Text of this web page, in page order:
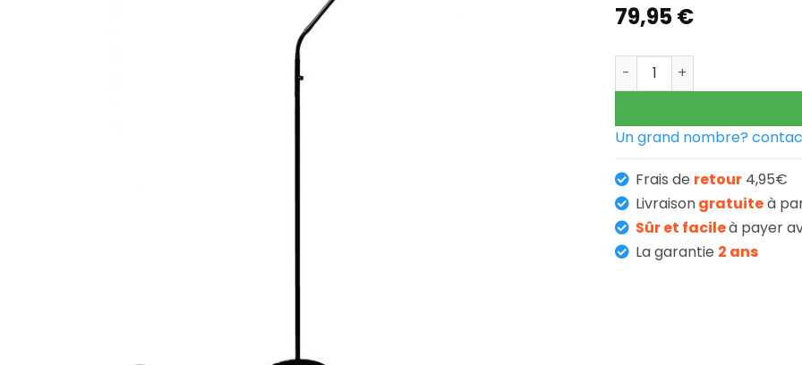
79,95€
quantité de Lampadaires
Un grand nombre?
Frais de retour 4,95€
Livraisongratuiteà
Sûr et facileà payer
La garantie 2 ans